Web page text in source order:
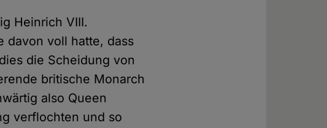
Heinrich VIII.
davon voll hatte, dass
die Scheidung von
britische Monarch
also Queen
verflochten und so